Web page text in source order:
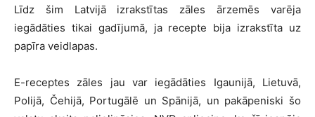
Līdz šim Latvijā izrakstītas zāles ārzemēs varēja
iegādāties tikai gadījumā, ja recepte bija izrakstīta uz
papīra veidlapas.
E-receptes zāles jau var iegādāties Igaunijā, Lietuvā,
Polijā, Čehijā, Portugālē un Spānijā, un pakāpeniski šo